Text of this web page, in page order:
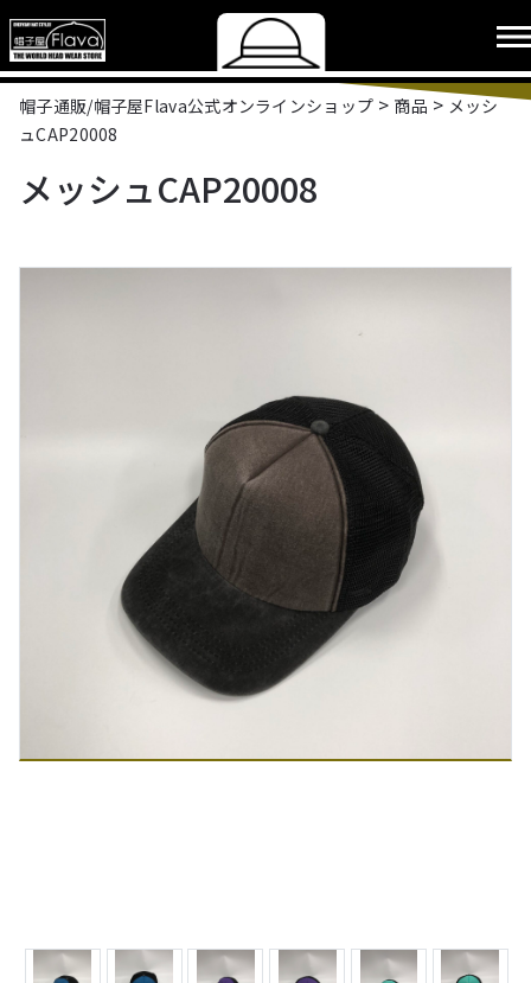
帽子通販/帽子屋Flava公式オンラインショップ > 商品 > メッシ
ュCAP20008
メッシュCAP20008